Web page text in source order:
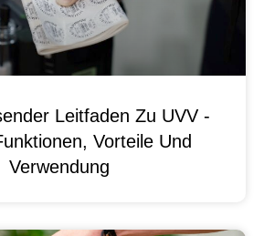
Leitfaden Zu UVV -
Vorteile Und
Verwendung